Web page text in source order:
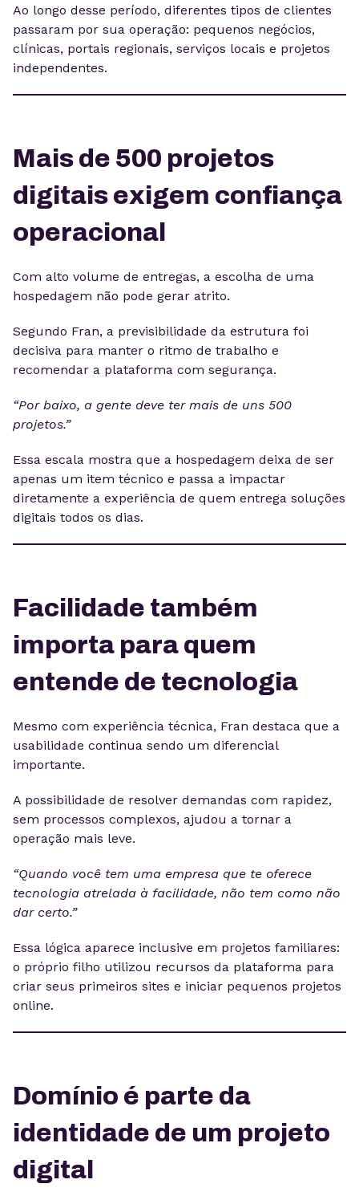
Ao longo desse período, diferentes tipos de clientes
passaram por sua operação: pequenos negócios,
clínicas, portais regionais, serviços locais e projetos
independentes.
Mais de 500 projetos
digitais exigem confiança
operacional
Com alto volume de entregas, a escolha de uma
hospedagem não pode gerar atrito.
Segundo Fran, a previsibilidade da estrutura foi
decisiva para manter o ritmo de trabalho e
recomendar a plataforma com segurança.
“Por baixo, a gente deve ter mais de uns 500
projetos.”
Essa escala mostra que a hospedagem deixa de ser
apenas um item técnico e passa a impactar
diretamente a experiência de quem entrega soluções
digitais todos os dias.
Facilidade também
importa para quem
entende de tecnologia
Mesmo com experiência técnica, Fran destaca que a
usabilidade continua sendo um diferencial
importante.
A possibilidade de resolver demandas com rapidez,
sem processos complexos, ajudou a tornar a
operação mais leve.
“Quando você tem uma empresa que te oferece
tecnologia atrelada à facilidade, não tem como não
dar certo.”
Essa lógica aparece inclusive em projetos familiares:
o próprio filho utilizou recursos da plataforma para
criar seus primeiros sites e iniciar pequenos projetos
online.
Domínio é parte da
identidade de um projeto
digital